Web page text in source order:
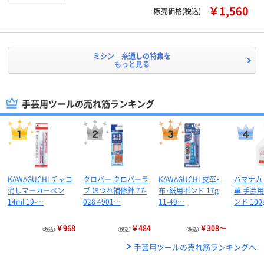
販売価格(税込) ￥1,560
ミシン 糸通しの特集を
もっと見る
手芸用ツールの売れ筋ランキング
KAWAGUCHI チャコ
消しマーカーペン
14ml 19-…
（税込） ￥968
クロバー クロバーラ
ブ ほつれ補修針 77-
028 4901…
（税込） ￥484
KAWAGUCHI 皮革・
布・紙用ボンド 17g
11-49…
（税込） ￥308～
ハマナカ
革 手芸
ンド
手芸用ツールの売れ筋ランキングへ